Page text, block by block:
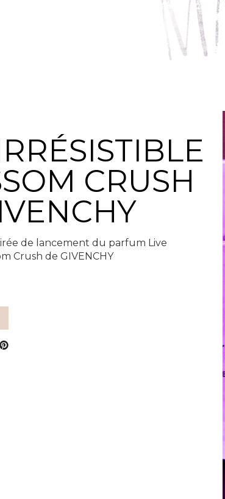
CRUSH
de lancement du parfum Live
Crush de GIVENCHY